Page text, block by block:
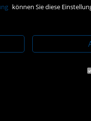
können Sie diese